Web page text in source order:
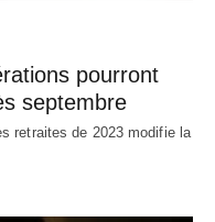
pourront
septembre
retraites de 2023 modifie la